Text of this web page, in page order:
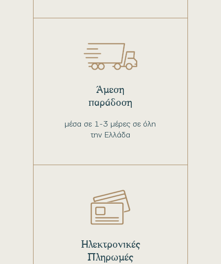
μέσα σε 1-3 μέρες σε όλη
την Ελλάδα
Άμεση
παράδοση
Ηλεκτρονικές
Πληρωμές